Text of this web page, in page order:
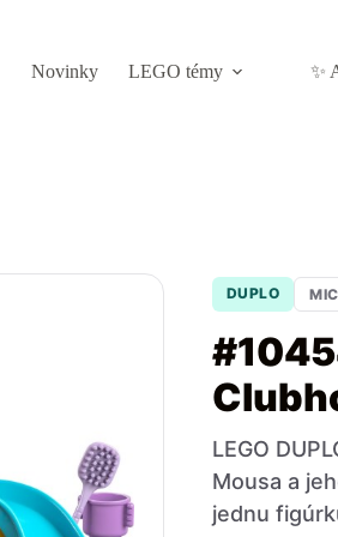
Novinky
LEGO témy ✨
DUPLO
LEGO
Mousa a
jednu